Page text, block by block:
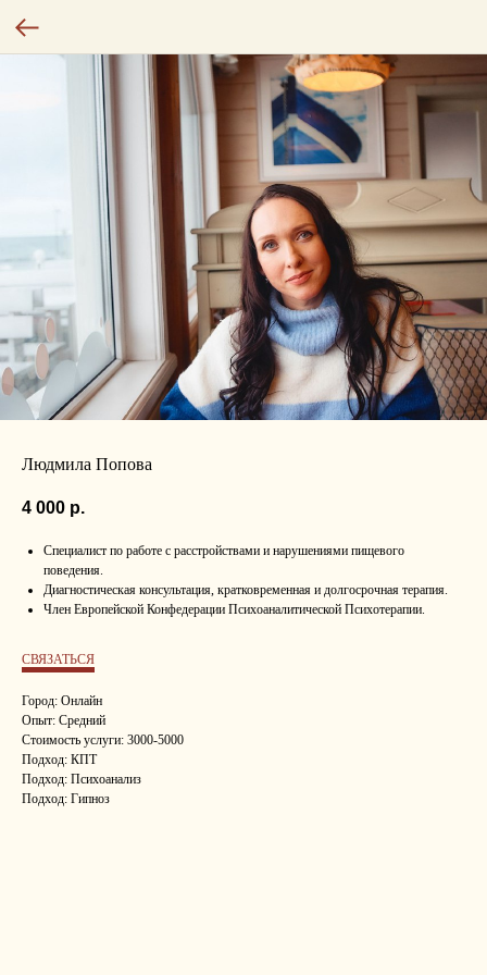
Людмила Попова
4 000 р.
Специалист по работе с расстройствами и нарушениями пищевого
поведения.
Диагностическая консультация, кратковременная и долгосрочная терапия.
Член Европейской Конфедерации Психоаналитической Психотерапии.
СВЯЗАТЬСЯ
Город: Онлайн
Опыт: Средний
Стоимость услуги: 3000-5000
Подход: КПТ
Подход: Психоанализ
Подход: Гипноз